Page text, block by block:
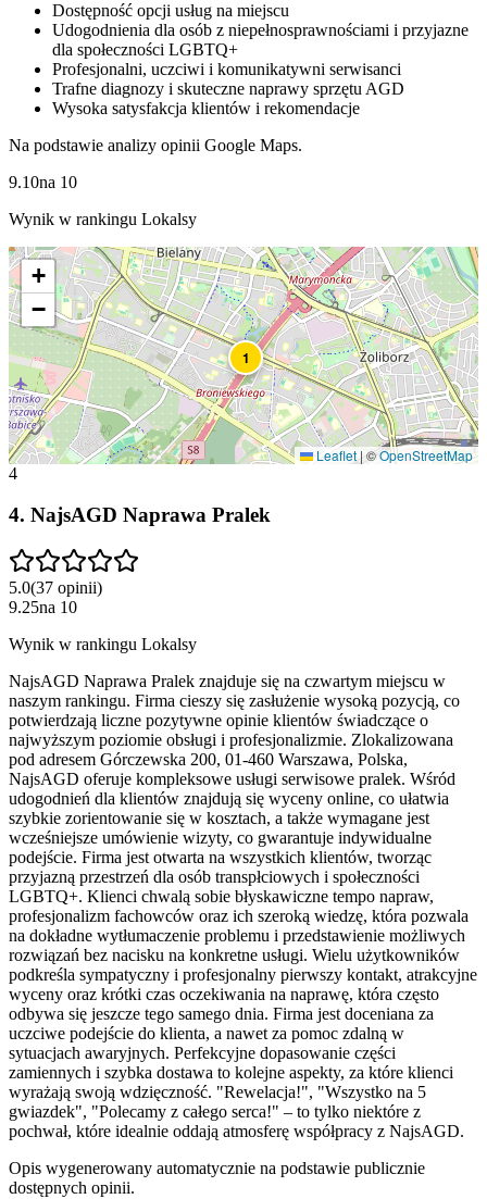
Dostępność opcji usług na miejscu
Udogodnienia dla osób z niepełnosprawnościami i przyjazne
dla społeczności LGBTQ+
Profesjonalni, uczciwi i komunikatywni serwisanci
Trafne diagnozy i skuteczne naprawy sprzętu AGD
Wysoka satysfakcja klientów i rekomendacje
Na podstawie analizy opinii Google Maps.
9.10na 10
Wynik w rankingu Lokalsy
1
+
−
Leaflet|©OpenStreetMap
4
4. NajsAGD Naprawa Pralek
5.0(37 opinii)
9.25na 10
Wynik w rankingu Lokalsy
NajsAGD Naprawa Pralek znajduje się na czwartym miejscu w
naszym rankingu. Firma cieszy się zasłużenie wysoką pozycją, co
potwierdzają liczne pozytywne opinie klientów świadczące o
najwyższym poziomie obsługi i profesjonalizmie. Zlokalizowana
pod adresem Górczewska 200, 01-460 Warszawa, Polska,
NajsAGD oferuje kompleksowe usługi serwisowe pralek. Wśród
udogodnień dla klientów znajdują się wyceny online, co ułatwia
szybkie zorientowanie się w kosztach, a także wymagane jest
wcześniejsze umówienie wizyty, co gwarantuje indywidualne
podejście. Firma jest otwarta na wszystkich klientów, tworząc
przyjazną przestrzeń dla osób transpłciowych i społeczności
LGBTQ+. Klienci chwalą sobie błyskawiczne tempo napraw,
profesjonalizm fachowców oraz ich szeroką wiedzę, która pozwala
na dokładne wytłumaczenie problemu i przedstawienie możliwych
rozwiązań bez nacisku na konkretne usługi. Wielu użytkowników
podkreśla sympatyczny i profesjonalny pierwszy kontakt, atrakcyjne
wyceny oraz krótki czas oczekiwania na naprawę, która często
odbywa się jeszcze tego samego dnia. Firma jest doceniana za
uczciwe podejście do klienta, a nawet za pomoc zdalną w
sytuacjach awaryjnych. Perfekcyjne dopasowanie części
zamiennych i szybka dostawa to kolejne aspekty, za które klienci
wyrażają swoją wdzięczność. "Rewelacja!", "Wszystko na 5
gwiazdek", "Polecamy z całego serca!" – to tylko niektóre z
pochwał, które idealnie oddają atmosferę współpracy z NajsAGD.
Opis wygenerowany automatycznie na podstawie publicznie
dostępnych opinii.